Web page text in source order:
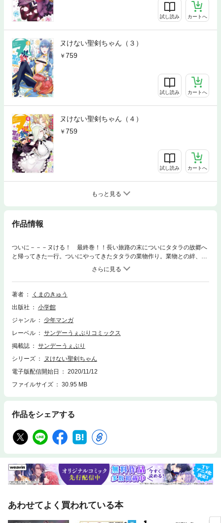
試し読み カートへ
ヌけない聖剣ちゃん（３）
759
試し読み カートへ
ヌけない聖剣ちゃん（４）
759
試し読み カートへ
もっと見る
作品情報
ついに－－－ヌける！ 最終巻！！長い旅路の末についにタタラの故郷へ
と帰ってきた一行。ついにやってきたタタラの業物作り。業物との絆、
様々な素材との出会いがタタラに槌を振るわせる。気力も想いも込めた、
一振りが生み出すものは果たして……鍛冶師と業物を巡る限界ギリギリコ
メディー、ここに完結！！
著者
くまのきゅう
出版社
小学館
ジャンル
少年マンガ
レーベル
サンデーうぇぶりコミックス
掲載誌
サンデーうぇぶり
シリーズ
ヌけない聖剣ちゃん
電子版配信開始日
2020/11/12
ファイルサイズ
30.95 MB
作品をシェアする
あわせてよく買われている本